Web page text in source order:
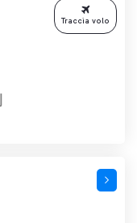
Traccia volo